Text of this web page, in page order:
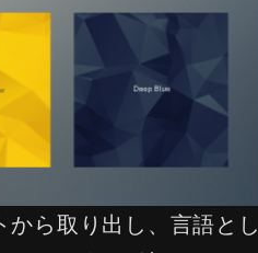
から取り出し、言語とし